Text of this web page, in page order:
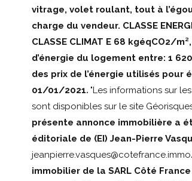
vitrage, volet roulant, tout à
charge du vendeur. CLASSE
CLASSE CLIMAT E 68 kgéqCO2/
d’énergie du logement entre: 1
des prix de l’énergie utilisés
01/01/2021. "Les informations sur
sont disponibles sur le site
présente annonce immobilière a
éditoriale de (EI) Jean-Pierre
jeanpierre.vasques@cotefrance.immo
immobilier de la SARL Côté